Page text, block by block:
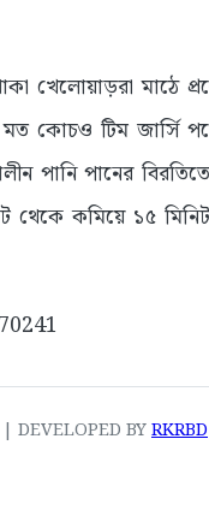
খেলোয়াড়রা মাঠে
কোচও টিম জার্সি
পানি পানের
থেকে কমিয়ে ১৫
| DEVELOPED BYRKRBD